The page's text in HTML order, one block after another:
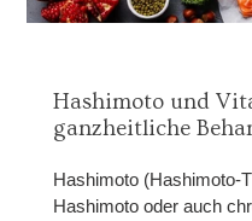
Hashimoto und
ganzheitliche
Hashimoto (Hashimoto-
Hashimoto oder auch